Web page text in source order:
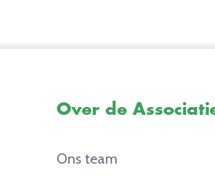
Over de
Ons team